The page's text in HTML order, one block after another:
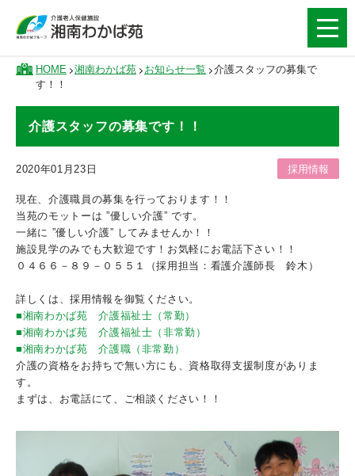
HOME 湘南わかば苑 お知らせ一覧
介護スタッフの募集で
す！！
介護スタッフの募集です！！
2020年01月23日 採用情報
現在、介護職員の募集を行っております！！
当苑のモットーは ”優しい介護” です。
一緒に ”優しい介護” してみませんか！！
施設見学のみでも大歓迎です！お気軽にお電話下さい！！
０４６６－８９－０５５１（採用担当：看護介護師長 鈴木）
詳しくは、採用情報を御覧ください。
■湘南わかば苑 介護福祉士（常勤）
■湘南わかば苑 介護福祉士（非常勤）
■湘南わかば苑 介護職（非常勤）
介護の資格をお持ちで無い方にも、資格取得支援制度がありま
す。
まずは、お電話にて、ご相談ください！！